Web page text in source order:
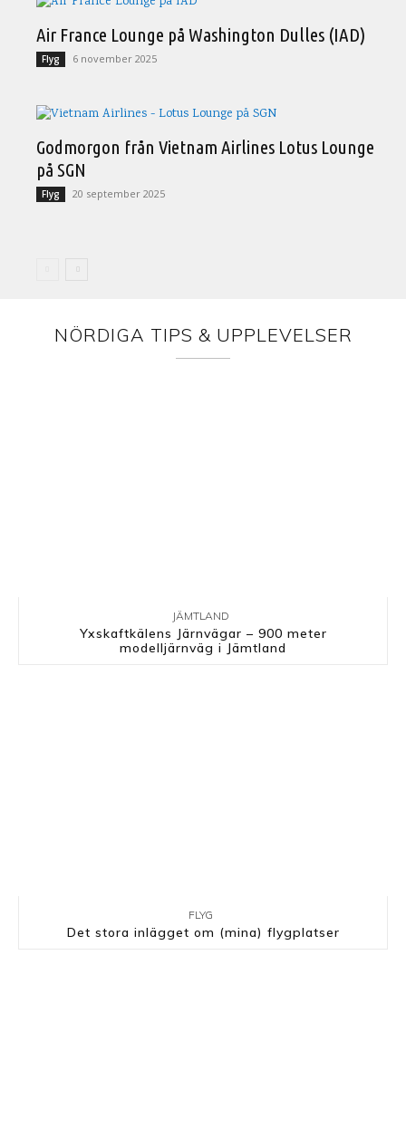
Air France Lounge på Washington Dulles (IAD)
Flyg 6 november 2025
Godmorgon från Vietnam Airlines Lotus Lounge
på SGN
Flyg 20 september 2025
NÖRDIGA TIPS & UPPLEVELSER
JÄMTLAND
Yxskaftkälens Järnvägar – 900 meter
modelljärnväg i Jämtland
FLYG
Det stora inlägget om (mina) flygplatser